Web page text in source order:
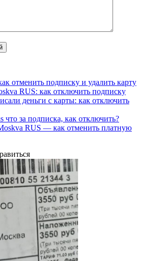
отменить подписку и удалить карту
RUS: как отключить подписку
деньги с карты: как отключить
что за подписка, как отключить?
RUS — как отменить платную